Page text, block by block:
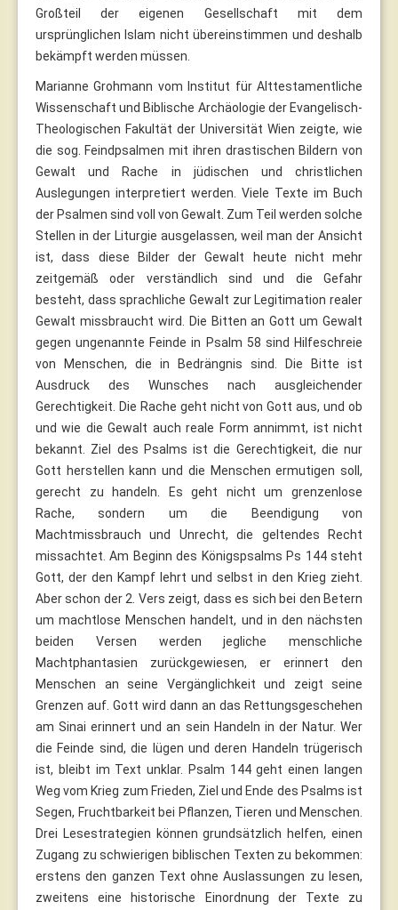
Großteil der eigenen Gesellschaft mit dem
ursprünglichen Islam nicht übereinstimmen und deshalb
bekämpft werden müssen.
Marianne Grohmann vom Institut für Alttestamentliche
Wissenschaft und Biblische Archäologie der Evangelisch-
Theologischen Fakultät der Universität Wien zeigte, wie
die sog. Feindpsalmen mit ihren drastischen Bildern von
Gewalt und Rache in jüdischen und christlichen
Auslegungen interpretiert werden. Viele Texte im Buch
der Psalmen sind voll von Gewalt. Zum Teil werden solche
Stellen in der Liturgie ausgelassen, weil man der Ansicht
ist, dass diese Bilder der Gewalt heute nicht mehr
zeitgemäß oder verständlich sind und die Gefahr
besteht, dass sprachliche Gewalt zur Legitimation realer
Gewalt missbraucht wird. Die Bitten an Gott um Gewalt
gegen ungenannte Feinde in Psalm 58 sind Hilfeschreie
von Menschen, die in Bedrängnis sind. Die Bitte ist
Ausdruck des Wunsches nach ausgleichender
Gerechtigkeit. Die Rache geht nicht von Gott aus, und ob
und wie die Gewalt auch reale Form annimmt, ist nicht
bekannt. Ziel des Psalms ist die Gerechtigkeit, die nur
Gott herstellen kann und die Menschen ermutigen soll,
gerecht zu handeln. Es geht nicht um grenzenlose
Rache, sondern um die Beendigung von
Machtmissbrauch und Unrecht, die geltendes Recht
missachtet. Am Beginn des Königspsalms Ps 144 steht
Gott, der den Kampf lehrt und selbst in den Krieg zieht.
Aber schon der 2. Vers zeigt, dass es sich bei den Betern
um machtlose Menschen handelt, und in den nächsten
beiden Versen werden jegliche menschliche
Machtphantasien zurückgewiesen, er erinnert den
Menschen an seine Vergänglichkeit und zeigt seine
Grenzen auf. Gott wird dann an das Rettungsgeschehen
am Sinai erinnert und an sein Handeln in der Natur. Wer
die Feinde sind, die lügen und deren Handeln trügerisch
ist, bleibt im Text unklar. Psalm 144 geht einen langen
Weg vom Krieg zum Frieden, Ziel und Ende des Psalms ist
Segen, Fruchtbarkeit bei Pflanzen, Tieren und Menschen.
Drei Lesestrategien können grundsätzlich helfen, einen
Zugang zu schwierigen biblischen Texten zu bekommen:
erstens den ganzen Text ohne Auslassungen zu lesen,
zweitens eine historische Einordnung der Texte zu